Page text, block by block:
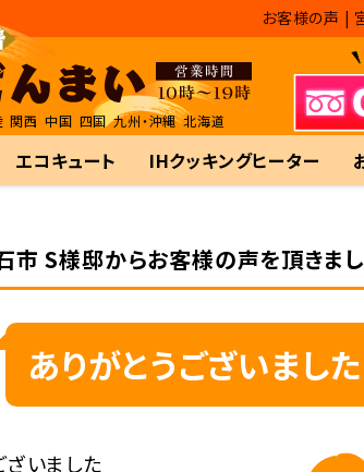
お客様の声 |
関西 中国 四国 九州・沖縄 北海道
エコキュート IHクッキングヒーター
市 S様邸からお客様の声を頂きまし
ありがとうございました
ざいました